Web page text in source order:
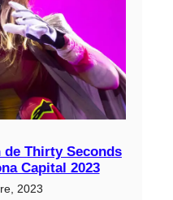
de Thirty Seconds
Capital 2023
2023